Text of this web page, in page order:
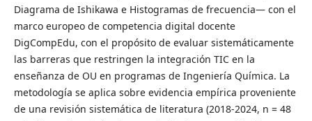
Diagrama de Ishikawa e Histogramas de frecuencia— con el
marco europeo de competencia digital docente
DigCompEdu, con el propósito de evaluar sistemáticamente
las barreras que restringen la integración TIC en la
enseñanza de OU en programas de Ingeniería Química. La
metodología se aplica sobre evidencia empírica proveniente
de una revisión sistemática de literatura (2018-2024, n = 48